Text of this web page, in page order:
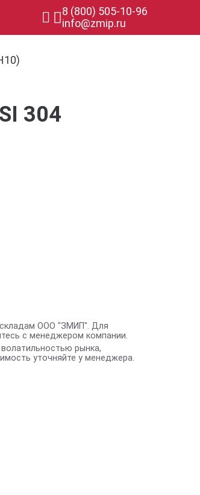
8 (800) 505-10-96
info@zmip.ru
304
складам ООО "ЗМИП". Для
с менеджером компании.
рынка,
уточняйте у менеджера.